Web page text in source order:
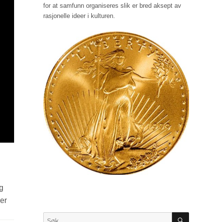
for at samfunn organiseres slik er bred aksept av
rasjonelle ideer i kulturen.
Søk
SØK